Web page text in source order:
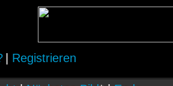
Registrieren